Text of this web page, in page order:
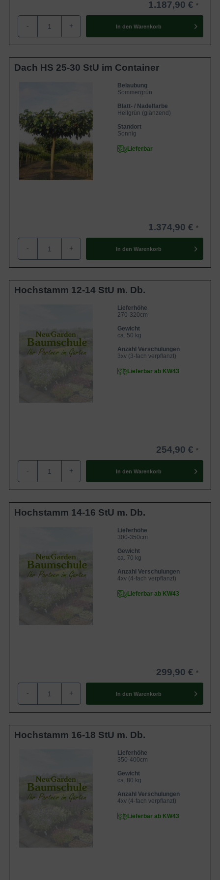
1.187,90 €
- + In den Warenkorb
Dach HS 25-30 StU im Container
Belaubung
Sommergrün
Blatt- / Nadelfarbe
Hellgrün (glänzend)
Standort
Sonnig
Lieferbar
1.374,90 €
- + In den Warenkorb
Hochstamm 12-14 StU m. Db.
Lieferhöhe
270-320cm
Gewicht
ca. 50 kg
Anzahl Verschulungen
3xv (3-fach verpflanzt)
Lieferbar ab KW43
254,90 €
- + In den Warenkorb
Hochstamm 14-16 StU m. Db.
Lieferhöhe
300-350cm
Gewicht
ca. 70 kg
Anzahl Verschulungen
4xv (4-fach verpflanzt)
Lieferbar ab KW43
299,90 €
- + In den Warenkorb
Hochstamm 16-18 StU m. Db.
Lieferhöhe
350-400cm
Gewicht
ca. 80 kg
Anzahl Verschulungen
4xv (4-fach verpflanzt)
Lieferbar ab KW43